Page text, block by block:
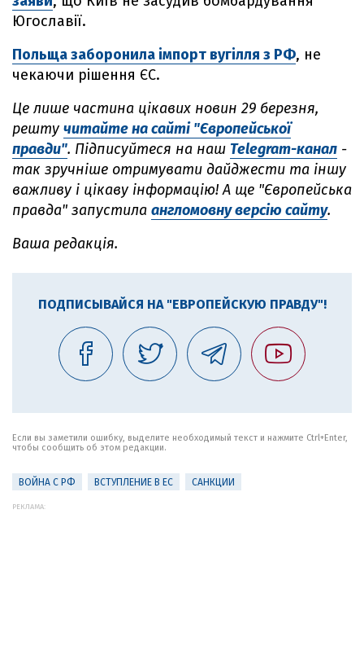
Югославії.
Польща заборонила імпорт вугілля з РФ, не
чекаючи рішення ЄС.
Це лише частина цікавих новин 29 березня,
решту читайте на сайті "Європейської
правди". Підписуйтеся на наш Telegram-канал -
так зручніше отримувати дайджести та іншу
важливу і цікаву інформацію! А ще "Європейська
правда" запустила англомовну версію сайту.
Ваша редакція.
ПОДПИСЫВАЙСЯ НА "ЕВРОПЕЙСКУЮ ПРАВДУ"!
Если вы заметили ошибку, выделите необходимый текст и нажмите Ctrl+Enter,
чтобы сообщить об этом редакции.
ВОЙНА С РФ ВСТУПЛЕНИЕ В ЕС САНКЦИИ
РЕКЛАМА: